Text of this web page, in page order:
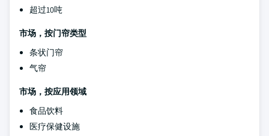
超过10吨
市场，按门帘类型
条状门帘
气帘
市场，按应用领域
食品饮料
医疗保健设施